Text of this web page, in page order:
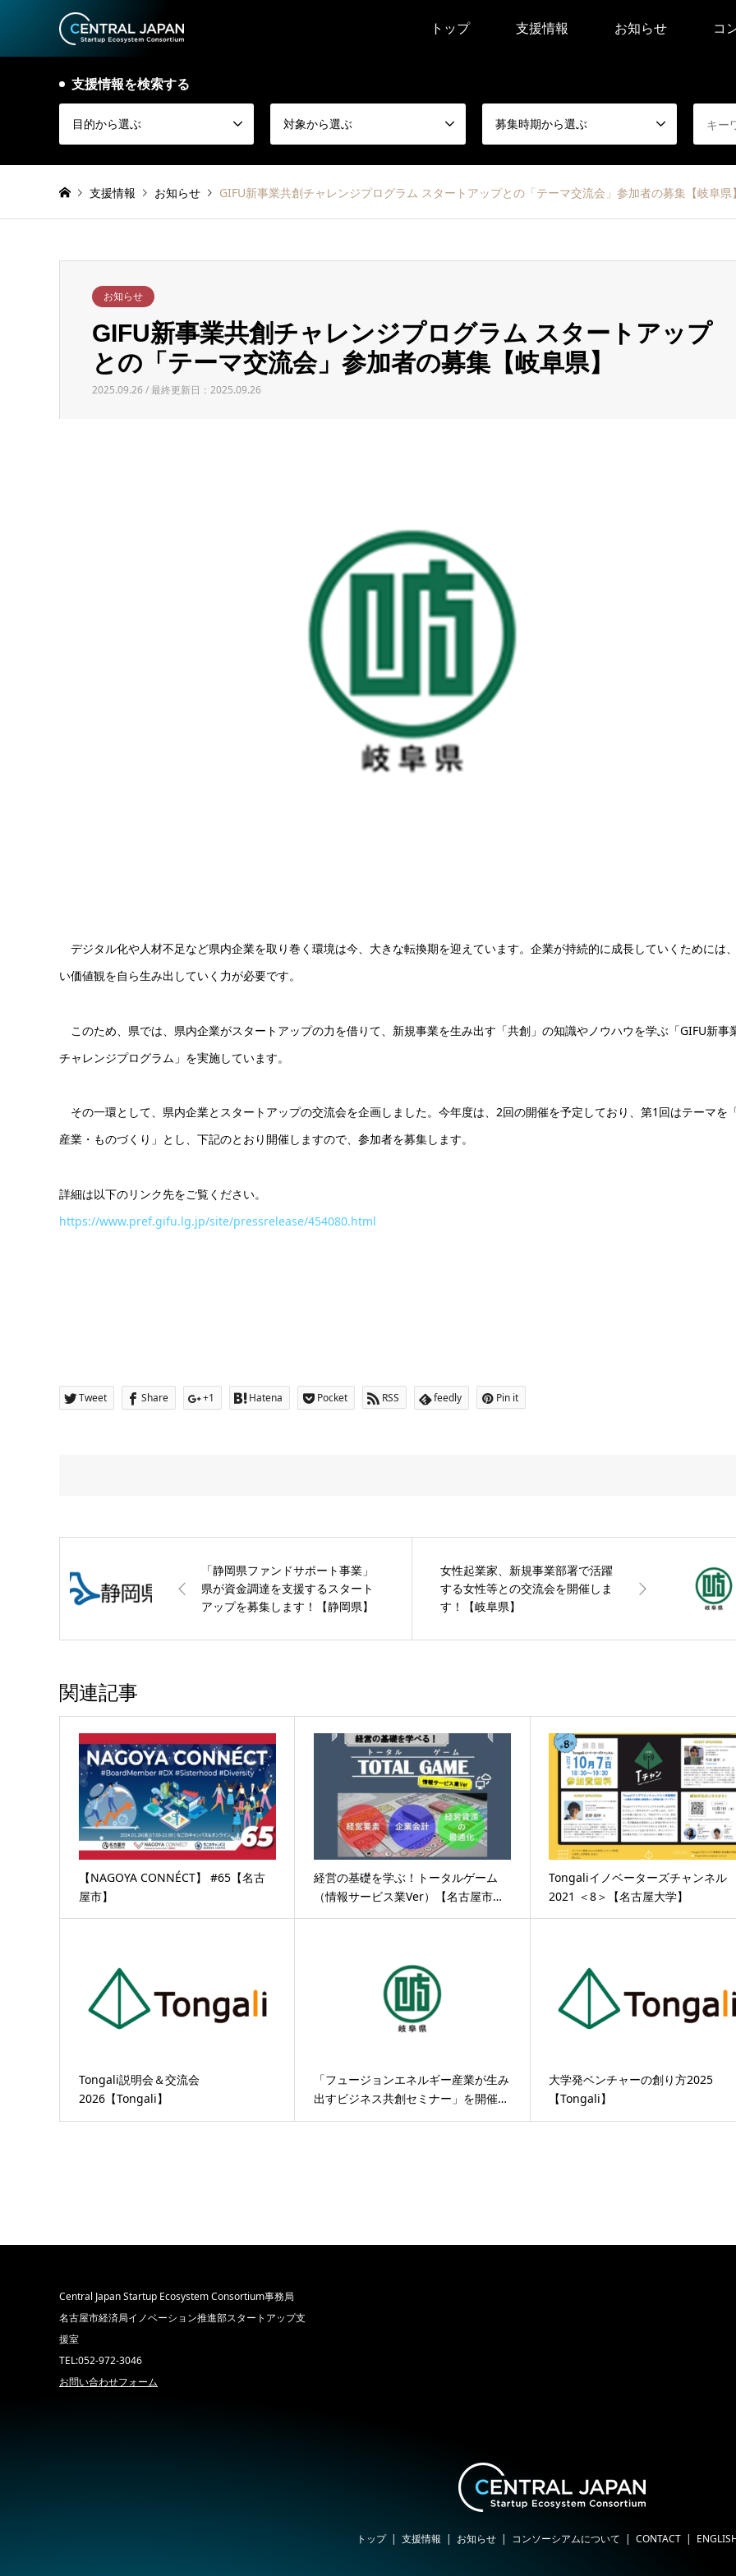
トップ 支援情報 お知らせ コ
支援情報を検索する
目的から選ぶ 対象から選ぶ 募集時期から選ぶ
支援情報 お知らせ GIFU新事業共創チャレンジプログラム スタートアップとの「テーマ交流会」参加者の募集【岐阜県
お知らせ
GIFU新事業共創チャレンジプログラム スタートアップ
との「テーマ交流会」参加者の募集【岐阜県】
2025.09.26 / 最終更新日：2025.09.26
デジタル化や人材不足など県内企業を取り巻く環境は今、大きな転換期を迎えています。企業が持続的に成長していくためには
い価値観を自ら生み出していく力が必要です。
このため、県では、県内企業がスタートアップの力を借りて、新規事業を生み出す「共創」の知識やノウハウを学ぶ「GIFU新事
チャレンジプログラム」を実施しています。
その一環として、県内企業とスタートアップの交流会を企画しました。今年度は、2回の開催を予定しており、第1回はテーマを
産業・ものづくり」とし、下記のとおり開催しますので、参加者を募集します。
詳細は以下のリンク先をご覧ください。
https://www.pref.gifu.lg.jp/site/pressrelease/454080.html
Tweet Share +1 Hatena Pocket RSS feedly Pin it
「静岡県ファンドサポート事業」
県が資金調達を支援するスタート
アップを募集します！【静岡県】
女性起業家、新規事業部署で活躍
する女性等との交流会を開催しま
す！【岐阜県】
関連記事
【NAGOYA CONNÉCT】 #65【名古
屋市】
経営の基礎を学ぶ！トータルゲーム
（情報サービス業Ver）【名古屋市…
Tongaliイノベーターズチャンネル
2021 ＜8＞【名古屋大学】
Tongali説明会＆交流会
2026【Tongali】
「フュージョンエネルギー産業が生み
出すビジネス共創セミナー」を開催…
大学発ベンチャーの創り方2025
【Tongali】
Central Japan Startup Ecosystem Consortium事務局
名古屋市経済局イノベーション推進部スタートアップ支
援室
TEL:052-972-3046
お問い合わせフォーム
トップ 支援情報 お知らせ コンソーシアムについて CONTACT